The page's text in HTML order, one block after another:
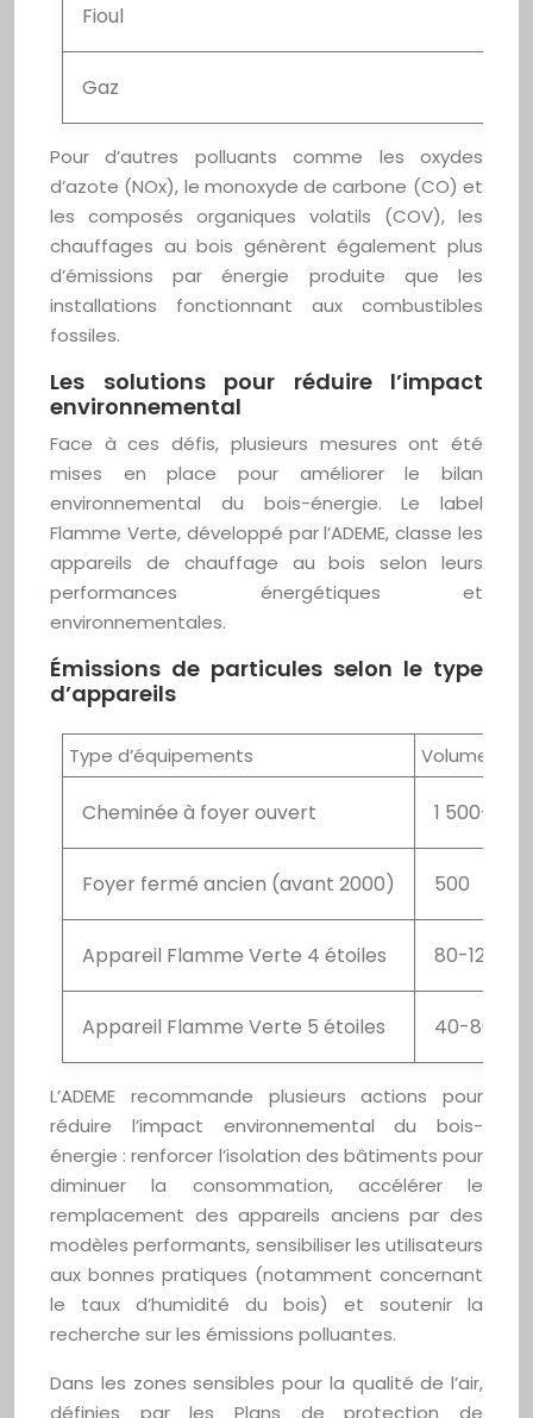
Fioul
Gaz
Pour d’autres polluants comme les oxydes
d’azote (NOx), le monoxyde de carbone (CO) et
les composés organiques volatils (COV), les
chauffages au bois génèrent également plus
d’émissions par énergie produite que les
installations fonctionnant aux combustibles
fossiles.
Les solutions pour réduire l’impact
environnemental
Face à ces défis, plusieurs mesures ont été
mises en place pour améliorer le bilan
environnemental du bois-énergie. Le label
Flamme Verte, développé par l’ADEME, classe les
appareils de chauffage au bois selon leurs
performances énergétiques et
environnementales.
Émissions de particules selon le type
d’appareils
Type d’équipements Volume
Cheminée à foyer ouvert 1 500-5
Foyer fermé ancien (avant 2000) 500
Appareil Flamme Verte 4 étoiles 80-125
Appareil Flamme Verte 5 étoiles 40-80
L’ADEME recommande plusieurs actions pour
réduire l’impact environnemental du bois-
énergie : renforcer l’isolation des bâtiments pour
diminuer la consommation, accélérer le
remplacement des appareils anciens par des
modèles performants, sensibiliser les utilisateurs
aux bonnes pratiques (notamment concernant
le taux d’humidité du bois) et soutenir la
recherche sur les émissions polluantes.
Dans les zones sensibles pour la qualité de l’air,
définies par les Plans de protection de